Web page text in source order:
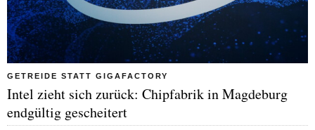
GETREIDE STATT GIGAFACTORY
Intel zieht sich zurück: Chipfabrik in Magdeburg
endgültig gescheitert